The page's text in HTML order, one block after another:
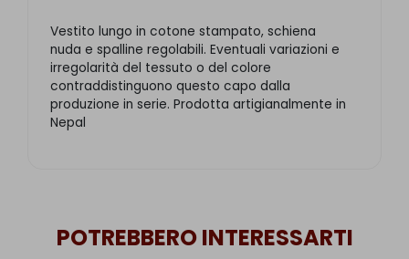
Vestito lungo in cotone stampato, schiena
nuda e spalline regolabili. Eventuali variazioni e
irregolarità del tessuto o del colore
contraddistinguono questo capo dalla
produzione in serie. Prodotta artigianalmente in
Nepal
POTREBBERO INTERESSARTI